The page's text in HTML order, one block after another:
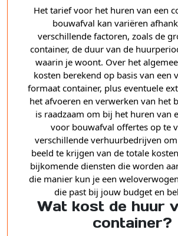
Het tarief voor het huren van een
bouwafval kan variëren
verschillende factoren, zoals de
container, de duur van de
waarin je woont. Over het
kosten berekend op basis van een
formaat container, plus eventuele
het afvoeren en verwerken van het
is raadzaam om bij het huren van
voor bouwafval offertes op te
verschillende verhuurbedrijven
beeld te krijgen van de totale
bijkomende diensten die worden
die manier kun je een
die past bij jouw budget en
Wat kost de huur
container?